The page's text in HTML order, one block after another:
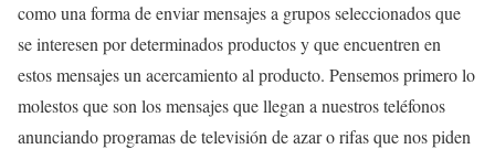
como una forma de enviar mensajes a grupos seleccionados que
se interesen por determinados productos y que encuentren en
estos mensajes un acercamiento al producto. Pensemos primero lo
molestos que son los mensajes que llegan a nuestros teléfonos
anunciando programas de televisión de azar o rifas que nos piden